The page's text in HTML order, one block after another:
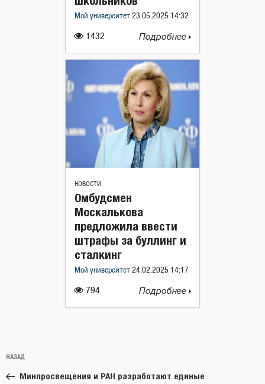
1432
Мой университет 23.05.2025 14:32
Подробнее
НОВОСТИ
794
Омбудсмен
Москалькова
предложила ввести
штрафы за буллинг и
сталкинг
Мой университет 24.02.2025 14:17
Подробнее
по
записям
Предыдущая
запись:
НАЗАД
Минпросвещения и РАН разработают единые